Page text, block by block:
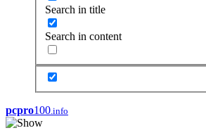
Search in title
Search in content
pcpro100.info